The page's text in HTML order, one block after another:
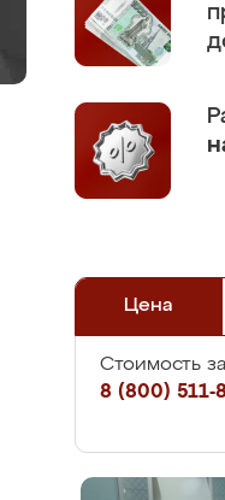
Цена
Стоимость
8 (800) 511-